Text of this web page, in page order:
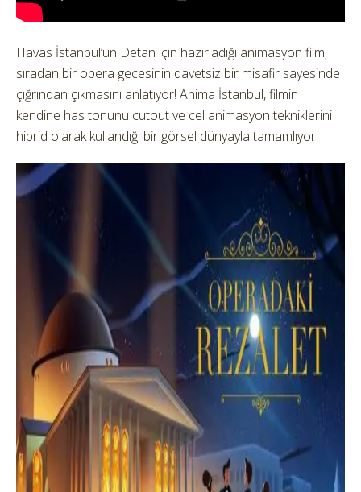
Havas İstanbul’un Detan için hazırladığı animasyon film,
sıradan bir opera gecesinin davetsiz bir misafir sayesinde
çığrından çıkmasını anlatıyor! Anima İstanbul, filmin
kendine has tonunu cutout ve cel animasyon tekniklerini
hibrid olarak kullandığı bir görsel dünyayla tamamlıyor.